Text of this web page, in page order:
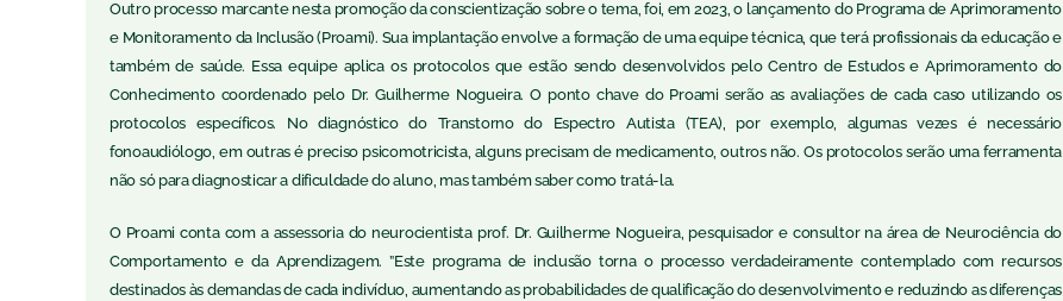
Outro processo marcante nesta promoção da conscientização sobre o tema, foi, em 2023, o lançamento do Programa de Aprimoramento
e Monitoramento da Inclusão (Proami). Sua implantação envolve a formação de uma equipe técnica, que terá profissionais da educação e
também de saúde. Essa equipe aplica os protocolos que estão sendo desenvolvidos pelo Centro de Estudos e Aprimoramento do
Conhecimento coordenado pelo Dr. Guilherme Nogueira. O ponto chave do Proami serão as avaliações de cada caso utilizando os
protocolos específicos. No diagnóstico do Transtorno do Espectro Autista (TEA), por exemplo, algumas vezes é necessário
fonoaudiólogo, em outras é preciso psicomotricista, alguns precisam de medicamento, outros não. Os protocolos serão uma ferramenta
não só para diagnosticar a dificuldade do aluno, mas também saber como tratá-la.
O Proami conta com a assessoria do neurocientista prof. Dr. Guilherme Nogueira, pesquisador e consultor na área de Neurociência do
Comportamento e da Aprendizagem. ”Este programa de inclusão torna o processo verdadeiramente contemplado com recursos
destinados às demandas de cada indivíduo, aumentando as probabilidades de qualificação do desenvolvimento e reduzindo as diferenças